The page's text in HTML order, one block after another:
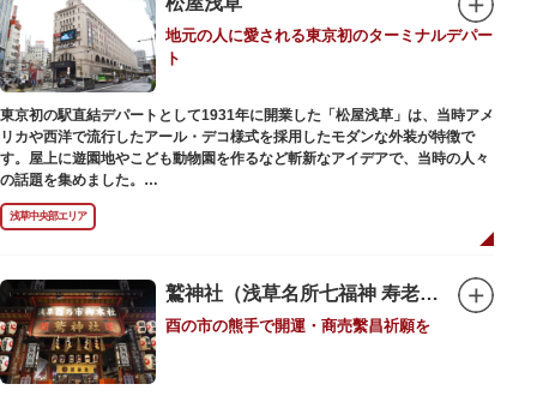
隅田川橋梁に設置された全長約160mの「すみだリバーウォーク」は、東京
スカイツリーまでの最短距離ルートのひとつ。歩道橋の途中にあるガラス床
から隅田川を見下ろしたり、すぐ横を走る電車の迫力を楽しんだり、隅田川
散策にいかがでしょうか。
地元の人に愛される東京初のターミナルデパー
ト
東京初の駅直結デパートとして1931年に開業した「松屋浅草」は、当時アメ
リカや西洋で流行したアール・デコ様式を採用したモダンな外装が特徴で
す。屋上に遊園地やこども動物園を作るなど斬新なアイデアで、当時の人々
の話題を集めました。
現在は、B1階から地上3階までが松屋浅草の売り場。2012年のリニューアル
で建設当時のシンボル・大時計も復活し、昭和の面影を残す百貨店は今でも
人々に親しまれています。地上1階は 浅草らしい下町銘菓をはじめ、全国か
なので、お土産購入にも便利です。
浅草中央部エリア
鷲神社（浅草名所七福神 寿老人）
酉の市の熊手で開運・商売繫昌祈願を